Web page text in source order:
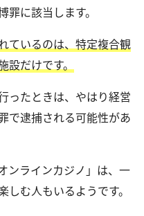
に該当します。
ているのは、特定複合観
だけです。
ったときは、やはり経営
で逮捕される可能性があ
ンラインカジノ」は、一
む人もいるようです。